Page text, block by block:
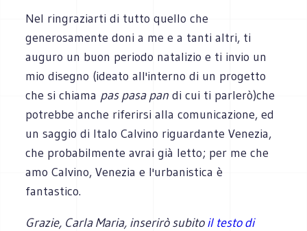
Nel ringraziarti di tutto quello che
generosamente doni a me e a tanti altri, ti
auguro un buon periodo natalizio e ti invio un
mio disegno (ideato all'interno di un progetto
che si chiama pas pasa pan di cui ti parlerò)che
potrebbe anche riferirsi alla comunicazione, ed
un saggio di Italo Calvino riguardante Venezia,
che probabilmente avrai già letto; per me che
amo Calvino, Venezia e l'urbanistica è
fantastico.
Grazie, Carla Maria, inserirò subitoil testo di